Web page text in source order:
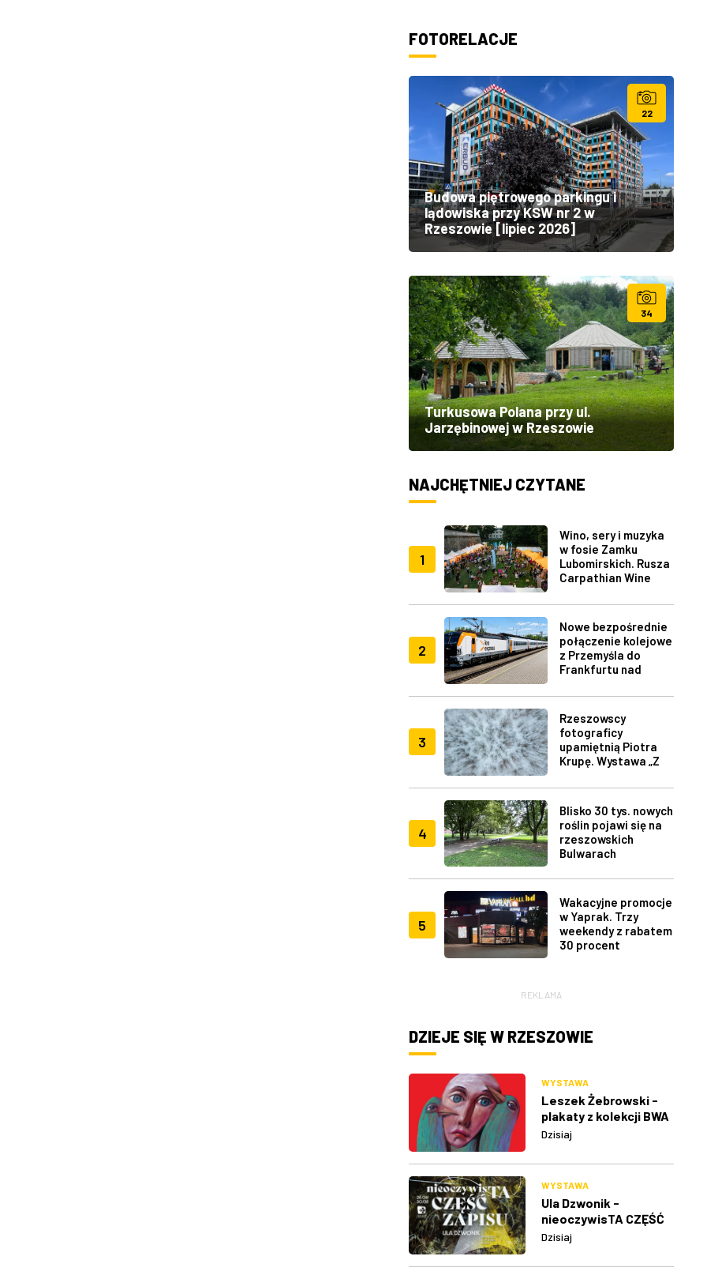
FOTORELACJE
22
Budowa piętrowego parkingu i
lądowiska przy KSW nr 2 w
Rzeszowie [lipiec 2026]
34
Turkusowa Polana przy ul.
Jarzębinowej w Rzeszowie
NAJCHĘTNIEJ CZYTANE
1
Wino, sery i muzyka
w fosie Zamku
Lubomirskich. Rusza
Carpathian Wine
2
Nowe bezpośrednie
połączenie kolejowe
z Przemyśla do
Frankfurtu nad
3
Rzeszowscy
fotograficy
upamiętnią Piotra
Krupę. Wystawa „Z
4
Blisko 30 tys. nowych
roślin pojawi się na
rzeszowskich
Bulwarach
5
Wakacyjne promocje
w Yaprak. Trzy
weekendy z rabatem
30 procent
REKLAMA
DZIEJE SIĘ W RZESZOWIE
WYSTAWA
Leszek Żebrowski -
plakaty z kolekcji BWA
w Rzeszowie
Dzisiaj
WYSTAWA
Ula Dzwonik -
nieoczywisTA CZĘŚĆ
ZAPISU
Dzisiaj